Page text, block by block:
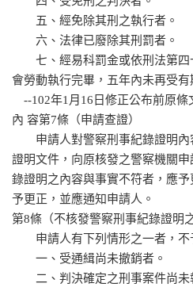
五、經免除其刑之執行者。
六、法律已廢除其刑罰者。
七、經易科罰金或依刑法第四
會勞動執行完畢，五年內未再受有
--102年1月16日修正公布前原條
內 容第7條（申請查證）
申請人對警察刑事紀錄證明內
證明文件，向原核發之警察機關
錄證明之內容與事實不符者，應
予更正，並應通知申請人。
第8條（不核發警察刑事紀錄證明
申請人有下列情形之一者，不
一、受通緝尚未撤銷者。
二、判決確定之刑事案件尚未